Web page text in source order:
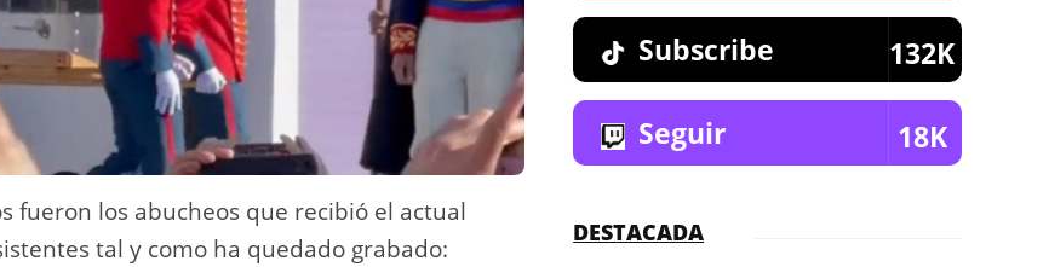
fueron los abucheos que recibió el actual
tal y como ha quedado grabado:
Subscribe 132K
Seguir 18K
DESTACADA